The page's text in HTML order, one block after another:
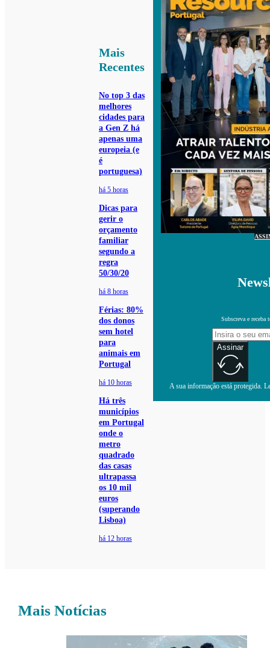
Mais
Recentes
No top 3 das
melhores
cidades para
a Gen Z há
apenas uma
europeia (e
é
portuguesa)
há 5 horas
Dicas para
gerir o
orçamento
familiar
segundo a
regra
50/30/20
há 8 horas
Férias: 80%
dos donos
sem hotel
para
animais em
Portugal
há 10 horas
Há três
municípios
em Portugal
onde o
metro
quadrado
das casas
ultrapassa
os 10 mil
euros
(superando
Lisboa)
há 12 horas
Subscreva e receba
Assinar
A sua informação está protegida.
Mais Notícias